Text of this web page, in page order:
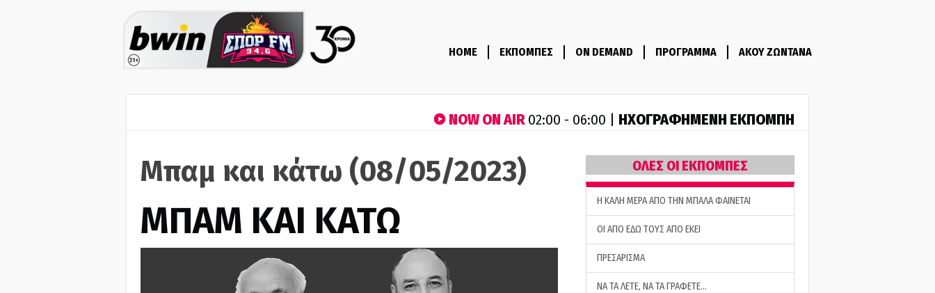
HOME ΕΚΠΟΜΠΕΣ ON DEMAND ΠΡΟΓΡΑΜΜΑ ΑΚΟΥ ΖΩΝΤΑΝΑ
NOW ON AIR02:00 - 06:00 | ΗΧΟΓΡΑΦΗΜΕΝΗ ΕΚΠΟΜΠΗ
Μπαμ και κάτω (08/05/2023)
ΜΠΑΜ ΚΑΙ ΚΑΤΩ
ΟΛΕΣ ΟΙ ΕΚΠΟΜΠΕΣ
H ΚΑΛΗ ΜΕΡΑ ΑΠΟ ΤΗΝ ΜΠΑΛΑ ΦΑΙΝΕΤΑΙ
ΟΙ ΑΠΟ ΕΔΩ ΤΟΥΣ ΑΠΟ ΕΚΕΙ
ΠΡΕΣΑΡΙΣΜΑ
ΝΑ ΤΑ ΛΕΤΕ, ΝΑ ΤΑ ΓΡΑΦΕΤΕ…